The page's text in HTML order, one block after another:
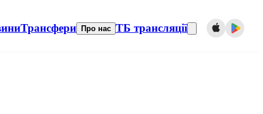
Трансфери Про нас ТБ трансляції